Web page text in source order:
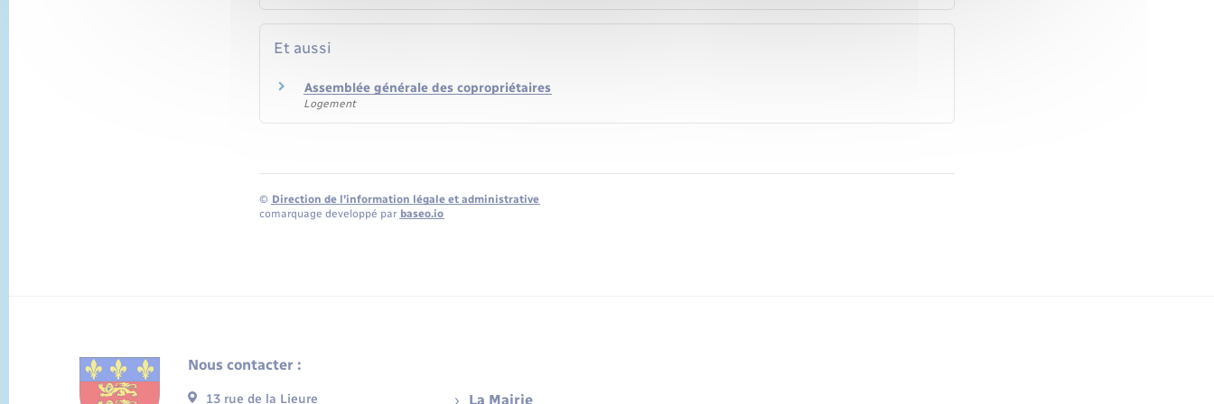
Et aussi
Assemblée générale des copropriétaires
Logement
© Direction de l’information légale et administrative
comarquage developpé par baseo.io
Nous contacter :
13 rue de la Lieure La Mairie